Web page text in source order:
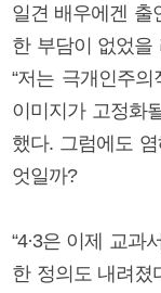
일견 배우에겐 출
한 부담이 없었을
“저는 극개인주
이미지가 고정화
했다. 그럼에도
엇일까?
“4·3은 이제 교과
한 정의도 내려졌